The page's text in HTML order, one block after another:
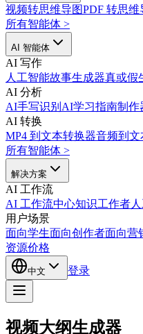
视频转思维导图PDF 转思维
所有智能体 >
AI 智能体
AI 写作
人工智能故事生成器真或假
AI 分析
AI手写识别 AI学习指南制作
AI 转换
MP4 到文本转换器音频到文
所有智能体 >
解决方案
AI 工作流
AI 工作流中心知识工作者
用户场景
面向学生面向创作者面向营
资源价格
中文 登录
视频大纲生成器